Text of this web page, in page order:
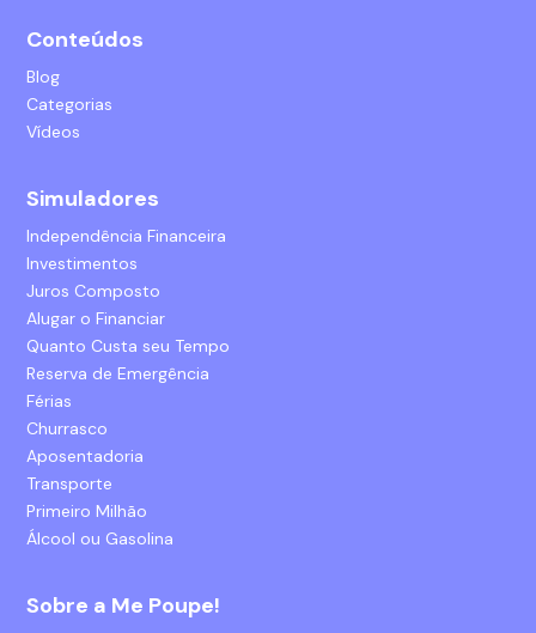
Conteúdos
Blog
Categorias
Vídeos
Simuladores
Independência Financeira
Investimentos
Juros Composto
Alugar o Financiar
Quanto Custa seu Tempo
Reserva de Emergência
Férias
Churrasco
Aposentadoria
Transporte
Primeiro Milhão
Álcool ou Gasolina
Sobre a Me Poupe!